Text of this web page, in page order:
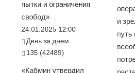
пытки и ограничения
свобод»
24.01.2025 12:00
День за днем
135 (42489)
«Кабмин утвердил
и
путь